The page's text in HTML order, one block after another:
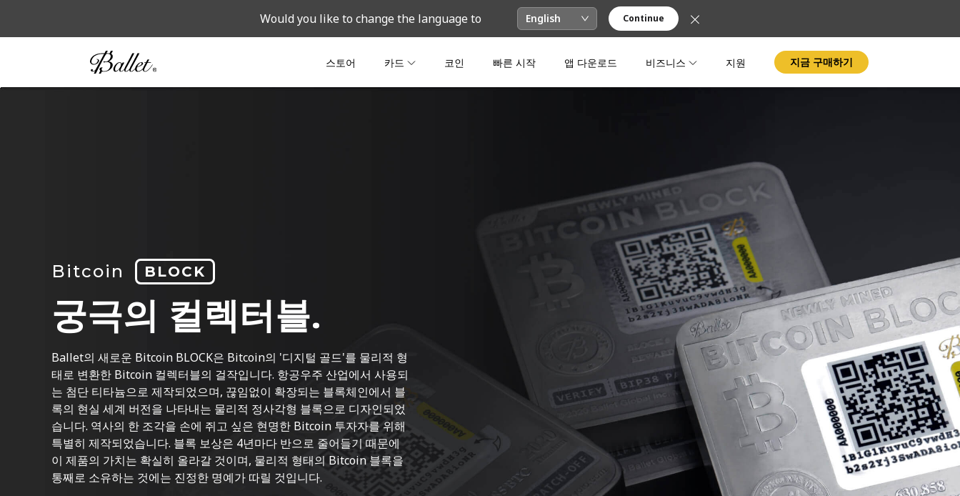
Would you like to change the language to English Continue
스토어 카드 코인 빠른 시작 앱 다운로드 비즈니스 지원 지금 구매하기
Bitcoin BLOCK
궁극의 컬렉터블.
Ballet의 새로운 Bitcoin BLOCK은 Bitcoin의 '디지털 골드'를 물리적 형
태로 변환한 Bitcoin 컬렉터블의 걸작입니다. 항공우주 산업에서 사용되
는 첨단 티타늄으로 제작되었으며, 끊임없이 확장되는 블록체인에서 블
록의 현실 세계 버전을 나타내는 물리적 정사각형 블록으로 디자인되었
습니다. 역사의 한 조각을 손에 쥐고 싶은 현명한 Bitcoin 투자자를 위해
특별히 제작되었습니다. 블록 보상은 4년마다 반으로 줄어들기 때문에
이 제품의 가치는 확실히 올라갈 것이며, 물리적 형태의 Bitcoin 블록을
통째로 소유하는 것에는 진정한 명예가 따릴 것입니다.